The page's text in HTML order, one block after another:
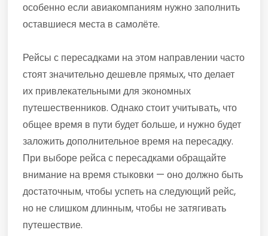
особенно если авиакомпаниям нужно заполнить
оставшиеся места в самолёте.
Рейсы с пересадками на этом направлении часто
стоят значительно дешевле прямых, что делает
их привлекательными для экономных
путешественников. Однако стоит учитывать, что
общее время в пути будет больше, и нужно будет
заложить дополнительное время на пересадку.
При выборе рейса с пересадками обращайте
внимание на время стыковки — оно должно быть
достаточным, чтобы успеть на следующий рейс,
но не слишком длинным, чтобы не затягивать
путешествие.